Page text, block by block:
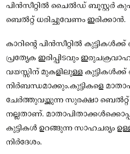
പിന്‍സീറ്റില്‍ ചൈല്‍ഡ് ബൂസ്റ്റര്‍
ബെല്‍റ്റ് ധരിച്ചുവേണം ഇരിക്കാന്‍.
കാറിന്റെ പിന്‍സീറ്റില്‍
പ്രത്യേക ഇരിപ്പിടവും
വയസ്സിന് മുകളിലുള്ള കുട്ടികള്‍ക്ക്
നിര്‍ബന്ധമാക്കും.കുട്ടികളെ
ചേര്‍ത്തുവയ്ക്കുന്ന സുരക്ഷാ
നല്ലതാണ്.
കുട്ടികള്‍ ഉറങ്ങുന്ന സാഹചര്യം
നിര്‍ദേശം.